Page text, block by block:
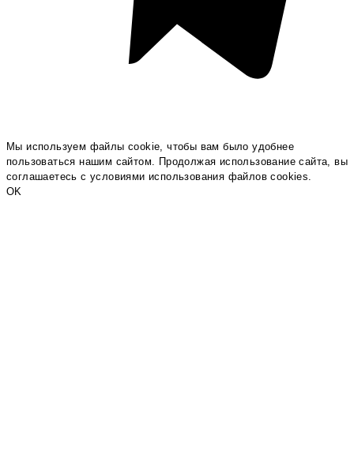
Мы используем файлы cookie, чтобы вам было удобнее
пользоваться нашим сайтом. Продолжая использование сайта, вы
соглашаетесь c условиями использования файлов cookies.
OK